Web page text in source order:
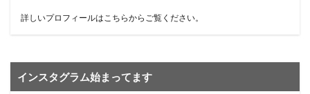
詳しいプロフィールはこちらからご覧ください。
インスタグラム始まってます